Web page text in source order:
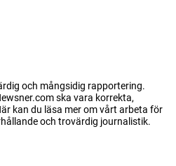
och mångsidig rapportering.
ska vara korrekta,
kan du läsa mer om vårt arbeta för
och trovärdig journalistik.